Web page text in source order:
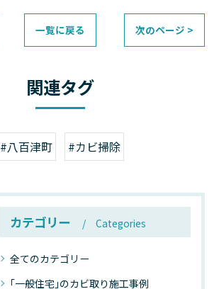
一覧に戻る 次のページ >
関連タグ
#八百津町 #カビ掃除
カテゴリー Categories
全てのカテゴリー
｢一般住宅｣のカビ取り施工事例